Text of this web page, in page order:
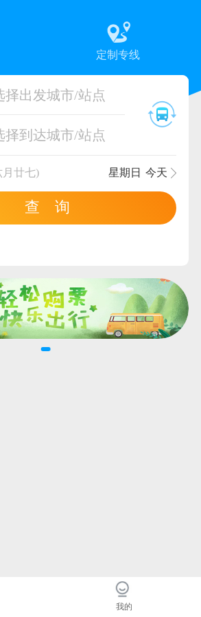
定制专线
择出发城市/站点
择到达城市/站点
月廿七) 星期日 今天
查 询
我的